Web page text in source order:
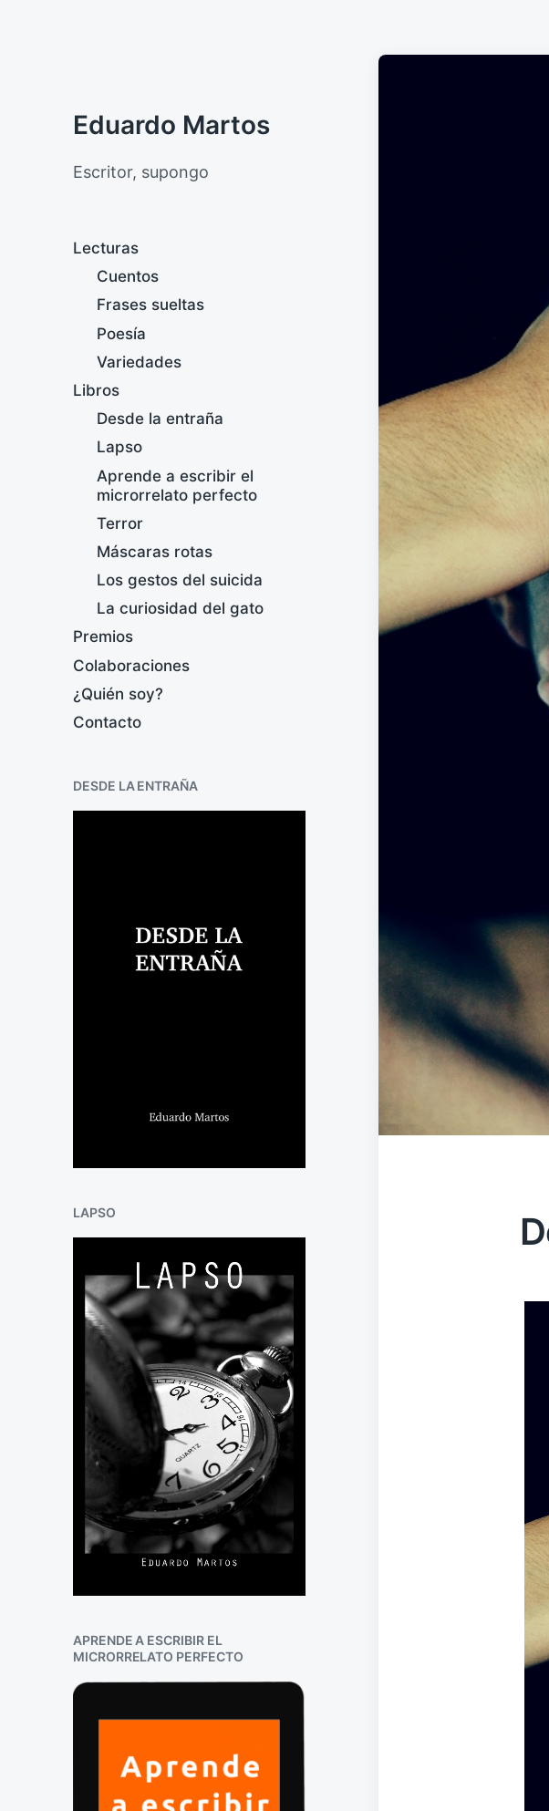
Eduardo Martos
Escritor, supongo
Lecturas
Cuentos
Frases sueltas
Poesía
Variedades
Libros
Desde la entraña
Lapso
Aprende a escribir el
microrrelato perfecto
Terror
Máscaras rotas
Los gestos del suicida
La curiosidad del gato
Premios
Colaboraciones
¿Quién soy?
Contacto
DESDE LA ENTRAÑA
LAPSO
APRENDE A ESCRIBIR EL
MICRORRELATO PERFECTO